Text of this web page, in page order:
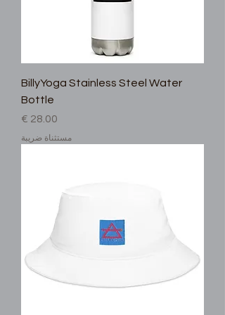
BillyYoga Stainless Steel Water
Bottle
السعر
مستثناة ضريبة